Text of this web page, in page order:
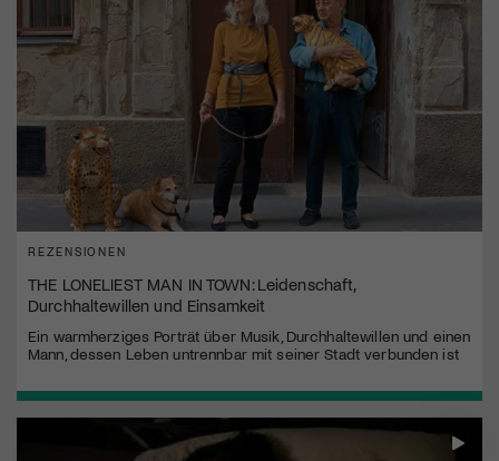
REZENSIONEN
THE LONELIEST MAN IN TOWN: Leidenschaft,
Durchhaltewillen und Einsamkeit
Ein warmherziges Porträt über Musik, Durchhaltewillen und einen
Mann, dessen Leben untrennbar mit seiner Stadt verbunden ist